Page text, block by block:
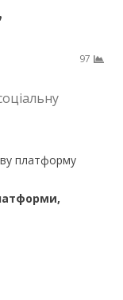
97
платформу